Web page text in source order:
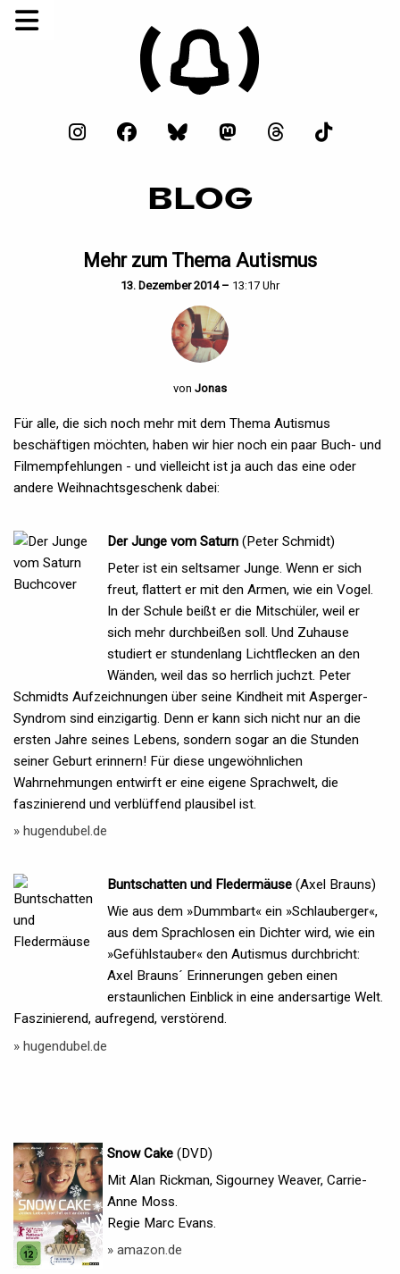
BLOG
Mehr zum Thema Autismus
13. Dezember 2014 – 13:17 Uhr
von Jonas
Für alle, die sich noch mehr mit dem Thema Autismus
beschäftigen möchten, haben wir hier noch ein paar Buch- und
Filmempfehlungen - und vielleicht ist ja auch das eine oder
andere Weihnachtsgeschenk dabei:
Der Junge vom Saturn (Peter Schmidt)
Peter ist ein seltsamer Junge. Wenn er sich
freut, flattert er mit den Armen, wie ein Vogel.
In der Schule beißt er die Mitschüler, weil er
sich mehr durchbeißen soll. Und Zuhause
studiert er stundenlang Lichtflecken an den
Wänden, weil das so herrlich juchzt. Peter
Schmidts Aufzeichnungen über seine Kindheit mit Asperger-
Syndrom sind einzigartig. Denn er kann sich nicht nur an die
ersten Jahre seines Lebens, sondern sogar an die Stunden
seiner Geburt erinnern! Für diese ungewöhnlichen
Wahrnehmungen entwirft er eine eigene Sprachwelt, die
faszinierend und verblüffend plausibel ist.
» hugendubel.de
Buntschatten und Fledermäuse (Axel Brauns)
Wie aus dem »Dummbart« ein »Schlauberger«,
aus dem Sprachlosen ein Dichter wird, wie ein
»Gefühlstauber« den Autismus durchbricht:
Axel Brauns´ Erinnerungen geben einen
erstaunlichen Einblick in eine andersartige Welt.
Faszinierend, aufregend, verstörend.
» hugendubel.de
Snow Cake (DVD)
Mit Alan Rickman, Sigourney Weaver, Carrie-
Anne Moss.
Regie Marc Evans.
» amazon.de